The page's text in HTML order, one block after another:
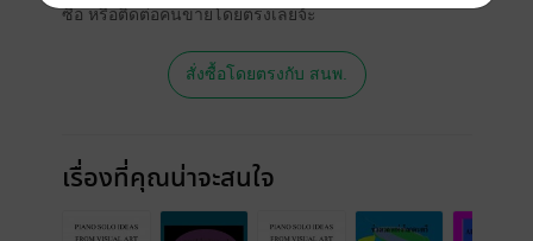
ซื้อ หรือติดต่อคนขายโดยตรงเลยจ้ะ
สั่งซื้อโดยตรงกับ สนพ.
เรื่องที่คุณน่าจะสนใจ